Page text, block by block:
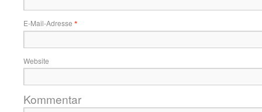
E-Mail-Adresse *
Website
Kommentar